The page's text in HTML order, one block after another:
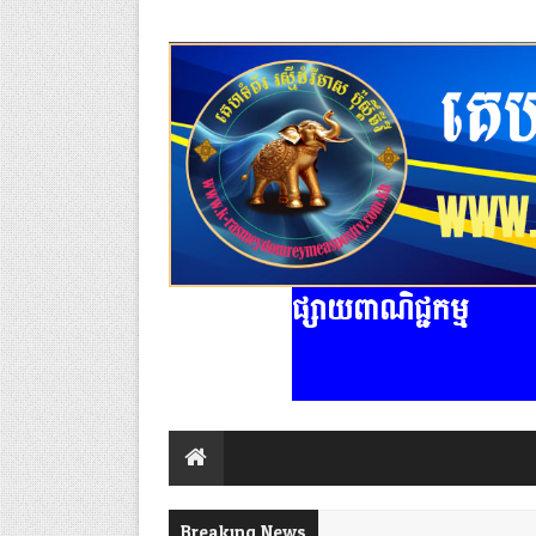
ផ្សាយពាណិជ្ជកម្ម